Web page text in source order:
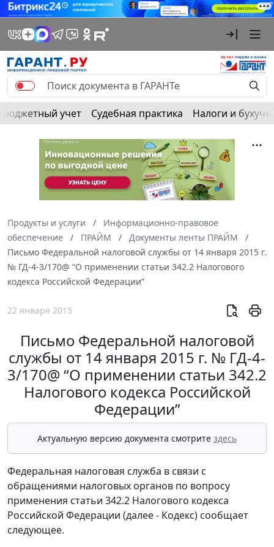
Бюджетный учет Судебная практика Налоги и
Продукты и услуги
Информационно-правовое
обеспечение
ПРАЙМ
Документы ленты ПРАЙМ
Письмо Федеральной налоговой службы от 14 января 2015 г.
№ ГД-4-3/170@ “О применении статьи 342.2 Налогового
кодекса Российской Федерации”
22 января 2015
Письмо Федеральной налоговой
службы от 14 января 2015 г. № ГД-4-
3/170@ “О применении статьи 342.2
Налогового кодекса Российской
Федерации”
Актуальную версию документа смотрите здесь
Федеральная налоговая служба в связи с
обращениями налоговых органов по вопросу
применения статьи 342.2 Налогового кодекса
Российской Федерации (далее - Кодекс) сообщает
следующее.